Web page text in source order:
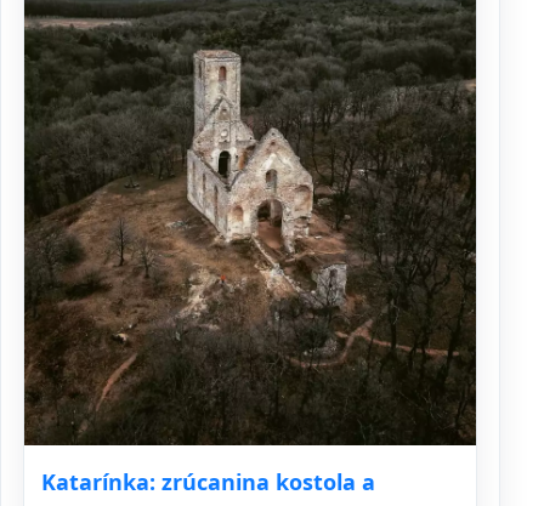
Katarínka: zrúcanina kostola a